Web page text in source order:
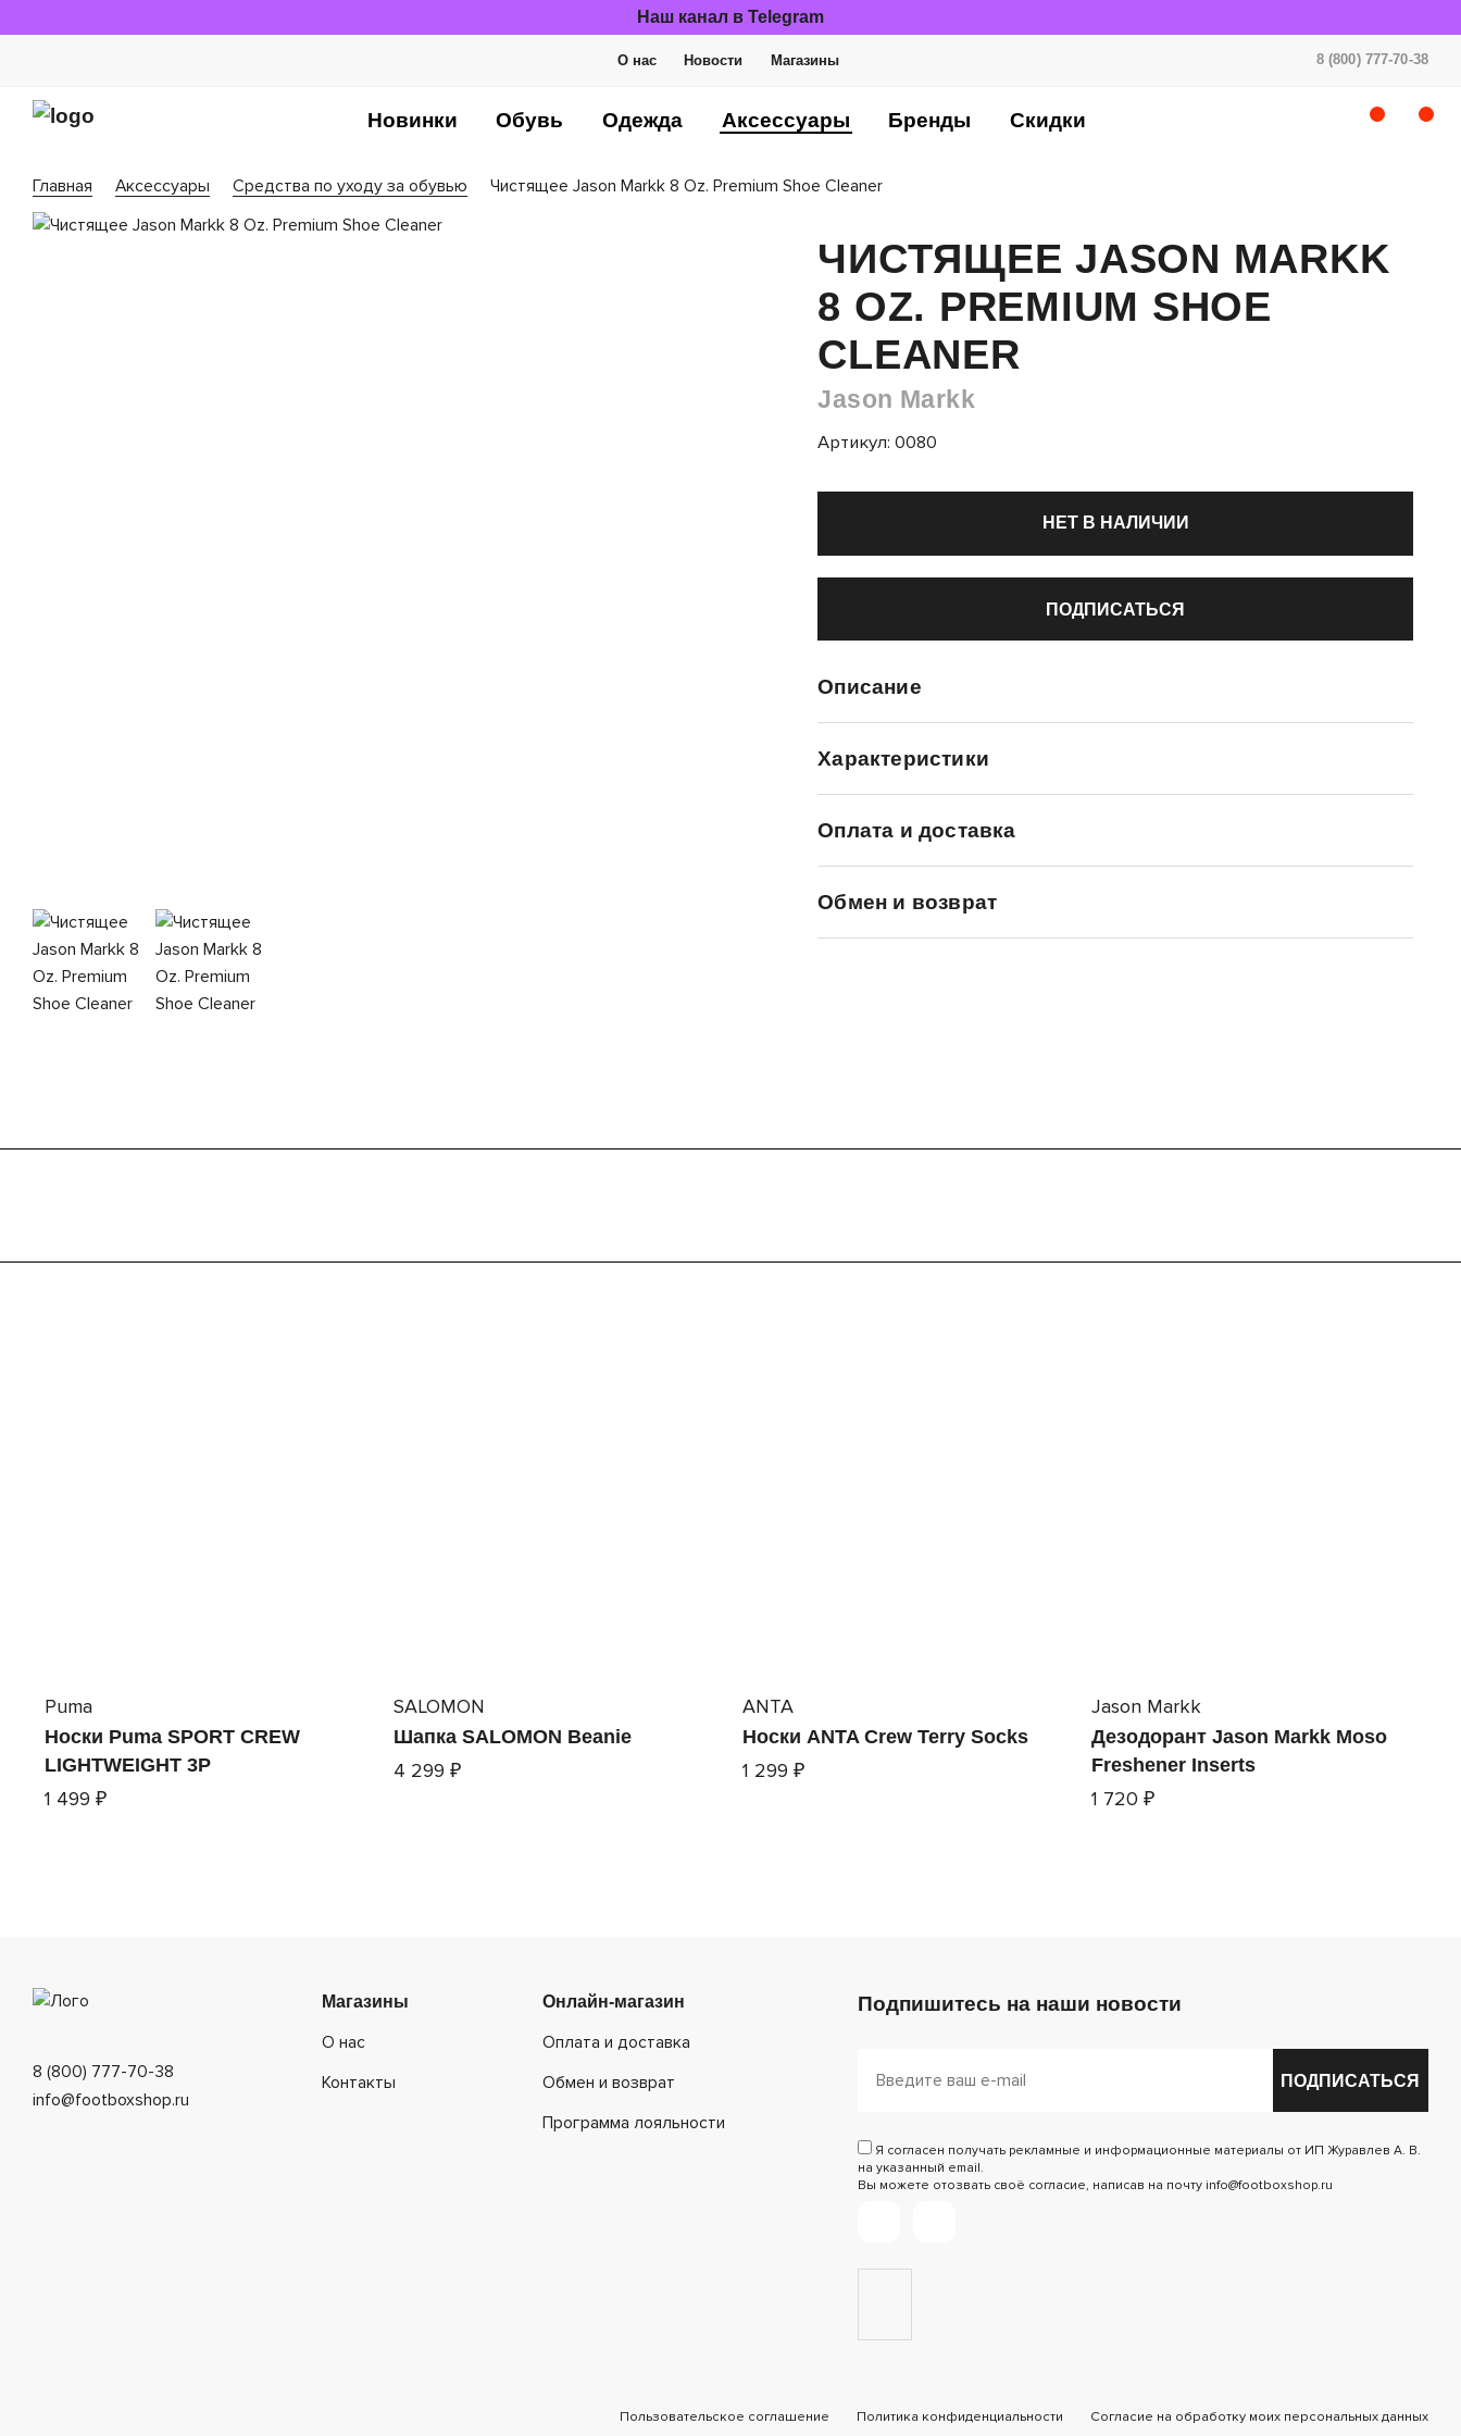
Наш канал в Telegram
О нас Новости Магазины 8 (800) 777-70-38
Новинки Обувь Одежда Аксессуары Бренды Скидки
Главная Аксессуары Средства по уходу за обувью Чистящее Jason Markk 8 Oz. Premium Shoe Cleaner
ЧИСТЯЩЕЕ JASON MARKK
8 OZ. PREMIUM SHOE
CLEANER
Jason Markk
Артикул: 0080
НЕТ В НАЛИЧИИ
ПОДПИСАТЬСЯ
Описание
Характеристики
Оплата и доставка
Обмен и возврат
Puma
Носки Puma SPORT CREW
LIGHTWEIGHT 3P
1 499 ₽
SALOMON
Шапка SALOMON Beanie
4 299 ₽
ANTA
Носки ANTA Crew Terry Socks
1 299 ₽
Jason Markk
Дезодорант Jason Markk Moso
Freshener Inserts
1 720 ₽
8 (800) 777-70-38
info@footboxshop.ru
Магазины
О нас
Контакты
Онлайн-магазин
Оплата и доставка
Обмен и возврат
Программа лояльности
Подпишитесь на наши новости
ПОДПИСАТЬСЯ
Я согласен получать рекламные и информационные материалы от ИП Журавлев А. В.
на указанный email.
Вы можете отозвать своё согласие, написав на почту info@footboxshop.ru
Пользовательское соглашение Политика конфиденциальности Согласие на обработку моих персональных данных